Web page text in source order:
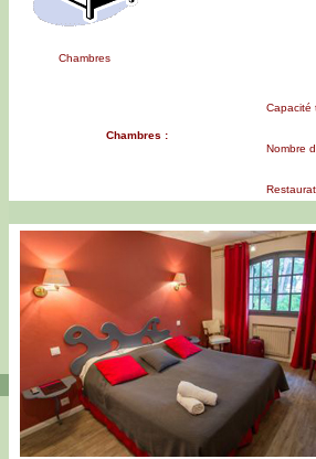
Chambres
Chambres :
Capacité
Nombre